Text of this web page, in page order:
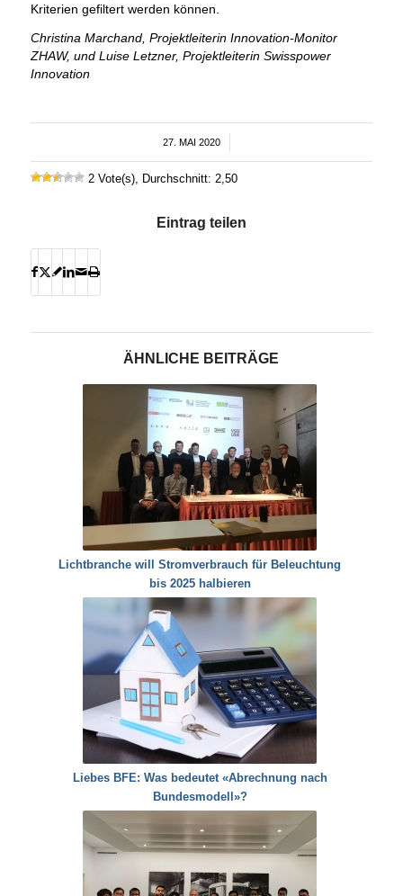
Kriterien gefiltert werden können.
Christina Marchand, Projektleiterin Innovation-Monitor
ZHAW, und Luise Letzner, Projektleiterin Swisspower
Innovation
27. MAI 2020
/
2 Vote(s), Durchschnitt: 2,50
Eintrag teilen
ÄHNLICHE BEITRÄGE
Lichtbranche will Stromverbrauch für Beleuchtung
bis 2025 halbieren
Liebes BFE: Was bedeutet «Abrechnung nach
Bundesmodell»?